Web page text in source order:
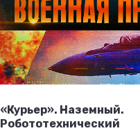
«Курьер». Наземный.
Робототехнический